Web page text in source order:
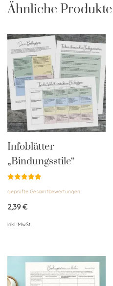
Ähnliche Produkte
Infoblätter
„Bindungsstile“
mit
von 5
geprüfte Gesamtbewertungen
2,39€
inkl. MwSt.